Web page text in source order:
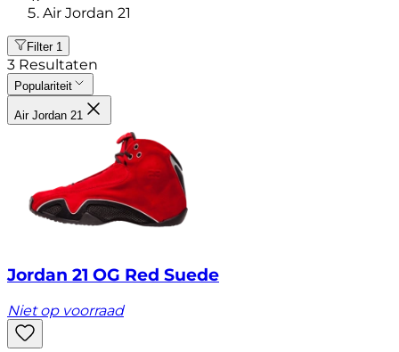
Air Jordan 21
Filter 1
3 Resultaten
Populariteit
Air Jordan 21
Jordan 21 OG Red Suede
Niet op voorraad